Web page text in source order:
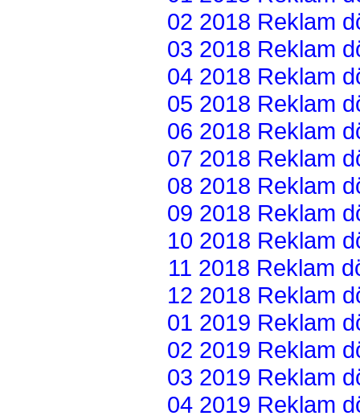
02 2018 Reklam
03 2018 Reklam
04 2018 Reklam
05 2018 Reklam
06 2018 Reklam
07 2018 Reklam
08 2018 Reklam
09 2018 Reklam
10 2018 Reklam
11 2018 Reklam
12 2018 Reklam
01 2019 Reklam
02 2019 Reklam
03 2019 Reklam
04 2019 Reklam